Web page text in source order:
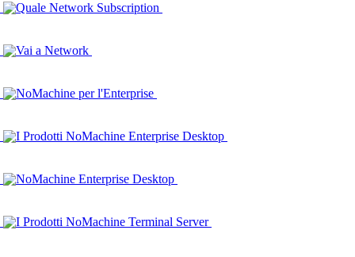
Quale Network Subscription
Vai a Network
NoMachine per l'Enterprise
I Prodotti NoMachine Enterprise Desktop
NoMachine Enterprise Desktop
I Prodotti NoMachine Terminal Server